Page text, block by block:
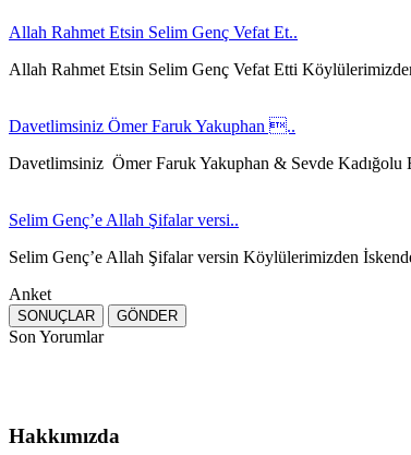
Allah Rahmet Etsin Selim Genç Vefat Et..
Allah Rahmet Etsin Selim Genç Vefat Etti
Davetlimsiniz Ömer Faruk Yakuphan ..
Davetlimsiniz Ömer Faruk Yakuphan & Sevde
Selim Genç’e Allah Şifalar versi..
Selim Genç’e Allah Şifalar versin Köylülerimizden
Anket
Son Yorumlar
Hakkımızda